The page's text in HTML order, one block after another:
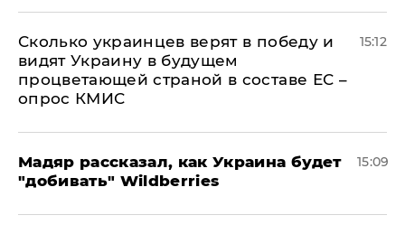
Сколько украинцев верят в победу и
видят Украину в будущем
процветающей страной в составе ЕС –
опрос КМИС
15:12
Мадяр рассказал, как Украина будет
"добивать" Wildberries
15:09